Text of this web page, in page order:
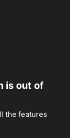
is out of
the features